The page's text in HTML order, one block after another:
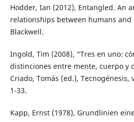
Hodder, Ian (2012), Entangled. An
relationships between humans
Blackwell.
Ingold, Tim (2008), “Tres en uno:
distinciones entre mente, cuerpo y
Criado, Tomás (ed.), Tecnogénesis,
1-33.
Kapp, Ernst (1978), Grundlinien